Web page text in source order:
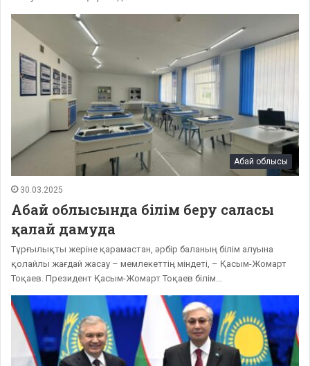
Абай облысы
30.03.2025
Абай облысында білім беру саласы
қалай дамуда
Тұрғылықты жеріне қарамастан, әрбір баланың білім алуына
қолайлы жағдай жасау – мемлекеттің міндеті, – Қасым-Жомарт
Тоқаев. Президент Қасым-Жомарт Тоқаев білім…